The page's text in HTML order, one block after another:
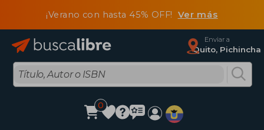
¡Verano con hasta 45% OFF! Ver más
Enviar a
Quito, Pichincha
0